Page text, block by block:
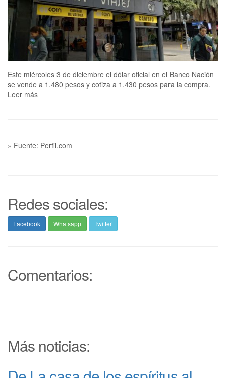
Este miércoles 3 de diciembre el dólar oficial en el Banco Nación
se vende a 1.480 pesos y cotiza a 1.430 pesos para la compra.
Leer más
» Fuente: Perfil.com
Redes sociales:
Facebook Whatsapp Twitter
Comentarios:
Más noticias: